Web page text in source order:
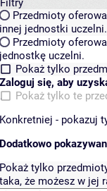
Przedmioty
innej jednostki uczelni.
Przedmioty
jednostkę uczelni.
Pokaż tylko
Zaloguj się, aby
Pokaż tylko te
Konkretniej - pokazuj
Dodatkowo
Pokaż tylko
taka, że możesz w jej